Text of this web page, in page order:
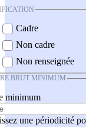
Cadre
Non cadre
Non renseignée
BRUT MINIMUM
minimum
une périodicité